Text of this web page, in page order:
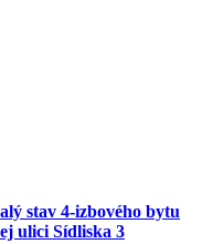
stav 4-izbového bytu
ulici Sídliska 3